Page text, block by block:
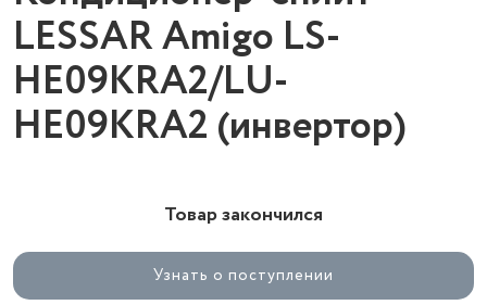
LESSAR Amigo LS-
HE09KRA2/LU-
HE09KRA2 (инвертор)
Товар закончился
Узнать о поступлении